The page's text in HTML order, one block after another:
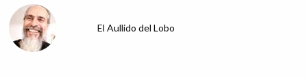
El Aullido del Lobo